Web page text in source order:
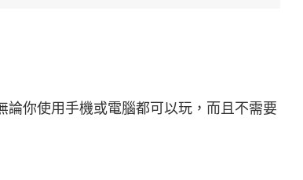
你使用手機或電腦都可以玩，而且不需要